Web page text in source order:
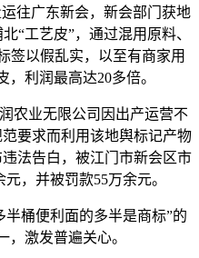
往广东新会，新会部门获地
“工艺皮”，通过混用原料、
签以假乱实，以至有商家用
利润最高达20多倍。
业无限公司因出产运营不
要求而利用该地舆标记产物
法告白，被江门市新会区市
，并被罚款55万余元。
桶便利面的多半是商标”的
，激发普遍关心。